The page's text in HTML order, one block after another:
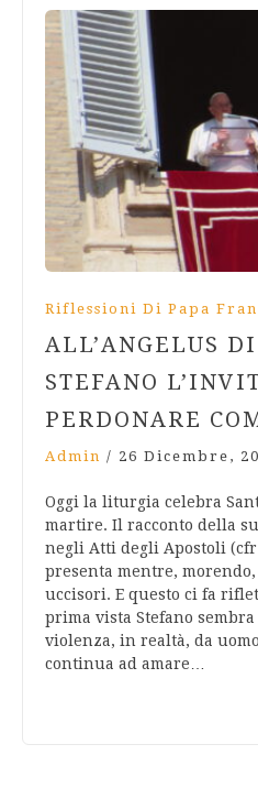
Riflessioni Di Papa
ALL’ANGELUS
STEFANO
PERDONARE
Admin / 26 Dicembre,
Oggi la liturgia celebra
martire. Il racconto della
negli Atti degli Apostoli (cfr
presenta mentre,
uccisori. E questo ci fa
prima vista Stefano
violenza, in realtà, da
continua ad amare…